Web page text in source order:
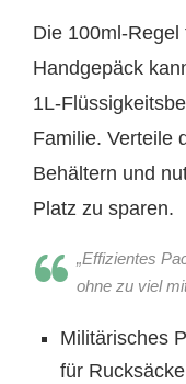
Die 100ml-
Handgepäck
1L-
Familie. Verteile
Behältern und
Platz zu sparen.
„Effizientes
ohne zu viel
Militärisches
für